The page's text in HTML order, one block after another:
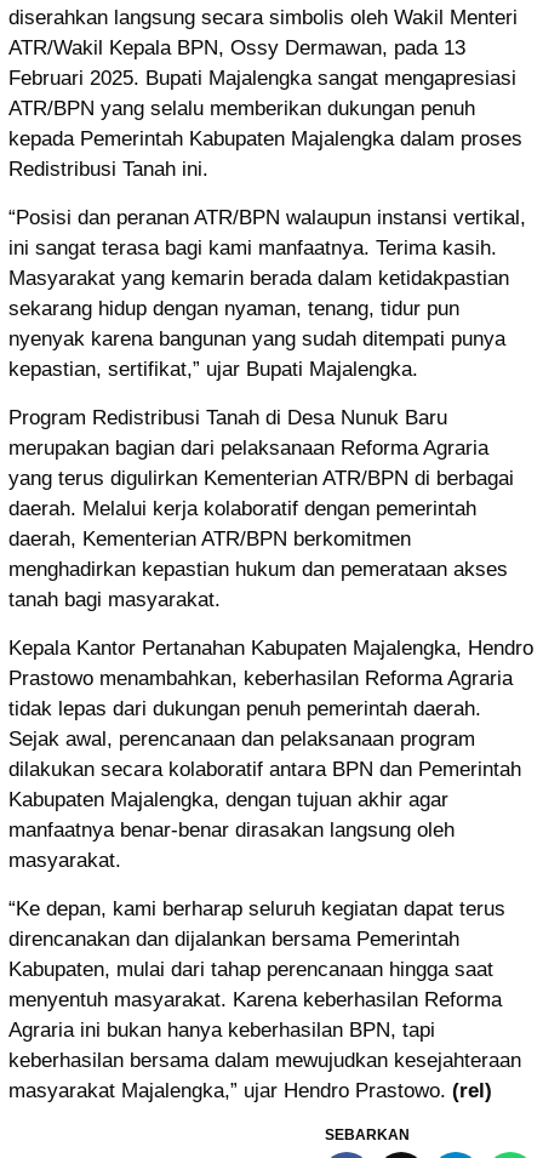
diserahkan langsung secara simbolis oleh Wakil Menteri
ATR/Wakil Kepala BPN, Ossy Dermawan, pada 13
Februari 2025. Bupati Majalengka sangat mengapresiasi
ATR/BPN yang selalu memberikan dukungan penuh
kepada Pemerintah Kabupaten Majalengka dalam proses
Redistribusi Tanah ini.
“Posisi dan peranan ATR/BPN walaupun instansi vertikal,
ini sangat terasa bagi kami manfaatnya. Terima kasih.
Masyarakat yang kemarin berada dalam ketidakpastian
sekarang hidup dengan nyaman, tenang, tidur pun
nyenyak karena bangunan yang sudah ditempati punya
kepastian, sertifikat,” ujar Bupati Majalengka.
Program Redistribusi Tanah di Desa Nunuk Baru
merupakan bagian dari pelaksanaan Reforma Agraria
yang terus digulirkan Kementerian ATR/BPN di berbagai
daerah. Melalui kerja kolaboratif dengan pemerintah
daerah, Kementerian ATR/BPN berkomitmen
menghadirkan kepastian hukum dan pemerataan akses
tanah bagi masyarakat.
Kepala Kantor Pertanahan Kabupaten Majalengka, Hendro
Prastowo menambahkan, keberhasilan Reforma Agraria
tidak lepas dari dukungan penuh pemerintah daerah.
Sejak awal, perencanaan dan pelaksanaan program
dilakukan secara kolaboratif antara BPN dan Pemerintah
Kabupaten Majalengka, dengan tujuan akhir agar
manfaatnya benar-benar dirasakan langsung oleh
masyarakat.
“Ke depan, kami berharap seluruh kegiatan dapat terus
direncanakan dan dijalankan bersama Pemerintah
Kabupaten, mulai dari tahap perencanaan hingga saat
menyentuh masyarakat. Karena keberhasilan Reforma
Agraria ini bukan hanya keberhasilan BPN, tapi
keberhasilan bersama dalam mewujudkan kesejahteraan
masyarakat Majalengka,” ujar Hendro Prastowo. (rel)
SEBARKAN